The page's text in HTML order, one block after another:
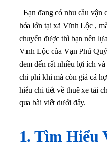
Bạn đang có nhu cầu vận
hóa lớn tại xã Vĩnh Lộc ,
chuyển được thì bạn nên
Vĩnh Lộc của Vạn Phú
đem đến rất nhiều lợi ích
chi phí khi mà còn giá cả
hiểu chi tiết về thuê xe tải
qua bài viết dưới đây.
1. Tìm Hiểu